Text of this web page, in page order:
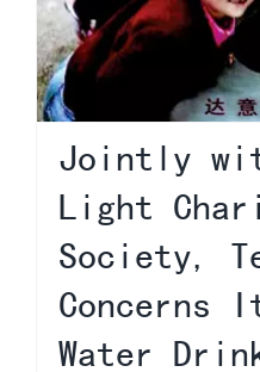
Jointly
Light
Society,
Concerns
Water